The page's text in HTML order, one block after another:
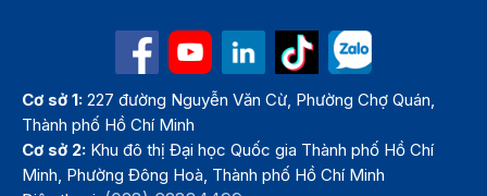
Cơ sở 1: 227 đường Nguyễn Văn Cừ, Phường Chợ Quán,
Thành phố Hồ Chí Minh
Cơ sở 2: Khu đô thị Đại học Quốc gia Thành phố Hồ Chí
Minh, Phường Đông Hoà, Thành phố Hồ Chí Minh